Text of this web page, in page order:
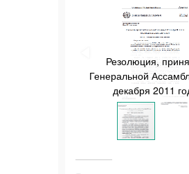
Резолюция,
Генеральной
декабря 2011